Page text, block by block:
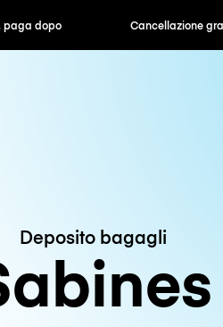
Cancellazione gratuita
Deposito bagagli